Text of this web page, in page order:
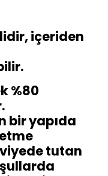
içeriden
%80
bir yapıda
tutan